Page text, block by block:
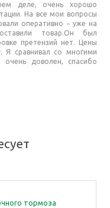
деле, очень хорошо
На все мои вопросы
оперативно − уже на
товар.Он был
претензий нет. Цены
Я сравнивал со многими
доволен, спасибо
тормоза